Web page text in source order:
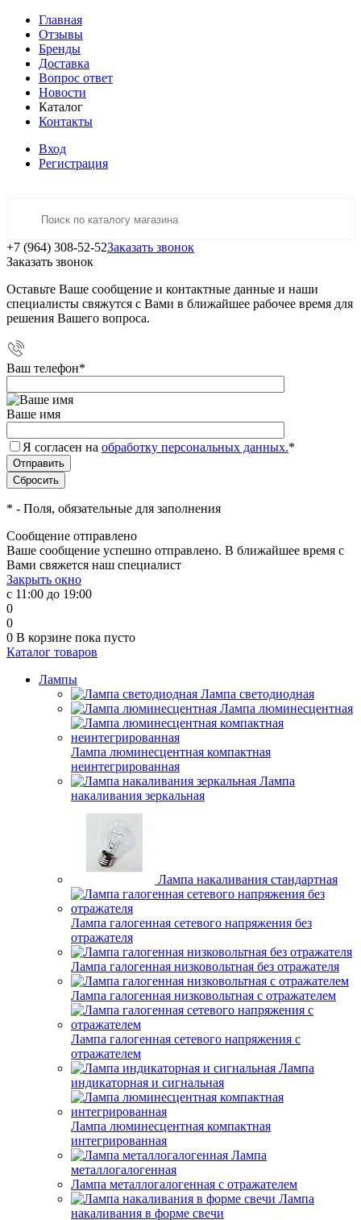
Главная
Отзывы
Бренды
Доставка
Вопрос ответ
Новости
Каталог
Контакты
Вход
Регистрация
+7 (964) 308-52-52Заказать звонок
Заказать звонок
Оставьте Ваше сообщение и контактные данные и наши
специалисты свяжутся с Вами в ближайшее рабочее время для
решения Вашего вопроса.
Ваш телефон*
Ваше имя
Я согласен на обработку персональных данных.*
* - Поля, обязательные для заполнения
Сообщение отправлено
Ваше сообщение успешно отправлено. В ближайшее время с
Вами свяжется наш специалист
Закрыть окно
с 11:00 до 19:00
0
0
0 В корзине пока пусто
Каталог товаров
Лампы
Лампа светодиодная
Лампа люминесцентная
Лампа люминесцентная компактная
неинтегрированная
Лампа
накаливания зеркальная
Лампа накаливания стандартная
Лампа галогенная сетевого напряжения без
отражателя
Лампа галогенная низковольтная без отражателя
Лампа галогенная низковольтная с отражателем
Лампа галогенная сетевого напряжения с
отражателем
Лампа
индикаторная и сигнальная
Лампа люминесцентная компактная
интегрированная
Лампа
металлогалогенная
Лампа металлогалогенная с отражателем
Лампа
накаливания в форме свечи